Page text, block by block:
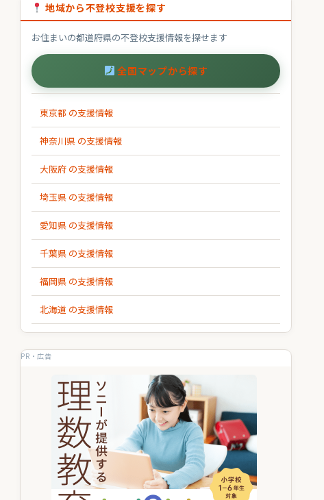
地域から不登校支援を探す
お住まいの都道府県の不登校支援情報を探せます
全国マップから探す
東京都 の支援情報
神奈川県 の支援情報
大阪府 の支援情報
埼玉県 の支援情報
愛知県 の支援情報
千葉県 の支援情報
福岡県 の支援情報
北海道 の支援情報
PR・広告